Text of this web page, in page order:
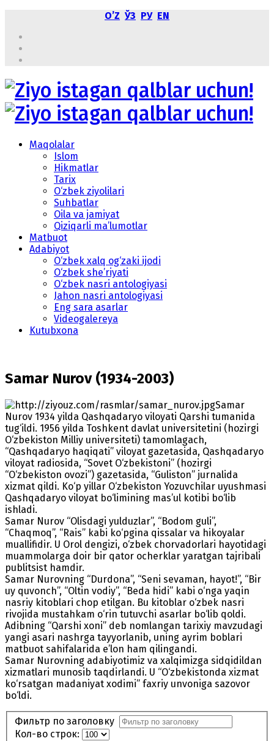
OʼZ ЎЗ РУ EN
Maqolalar
Islom
Hikmatlar
Tarix
O‘zbek ziyolilari
Suhbatlar
Oila va jamiyat
Qiziqarli ma’lumotlar
Matbuot
Adabiyot
O‘zbek xalq og‘zaki ijodi
O‘zbek she’riyati
O‘zbek nasri antologiyasi
Jahon nasri antologiyasi
Eng sara asarlar
Videogalereya
Kutubxona
Samar Nurov (1934-2003)
Samar
Nurov 1934 yilda Qashqadaryo viloyati Qarshi tumanida
tug‘ildi. 1956 yilda Toshkent davlat universitetini (hozirgi
O‘zbekiston Milliy universiteti) tamomlagach,
“Qashqadaryo haqiqati” viloyat gazetasida, Qashqadaryo
viloyat radiosida, “Sovet O‘zbekistoni” (hozirgi
“O‘zbekiston ovozi”) gazetasida, “Guliston” jurnalida
xizmat qildi. Ko‘p yillar O‘zbekiston Yozuvchilar uyushmasi
Qashqadaryo viloyat bo‘limining mas’ul kotibi bo‘lib
ishladi.
Samar Nurov “Olisdagi yulduzlar”, “Bodom guli”,
“Chaqmoq”, “Rais” kabi ko‘pgina qissalar va hikoyalar
muallifidir. U Orol dengizi, o‘zbek chorvadorlari hayotidagi
muammolarga doir bir qator ocherklar yaratgan tajribali
publitsist hamdir.
Samar Nurovning “Durdona”, “Seni sevaman, hayot!”, “Bir
uy quvonch”, “Oltin vodiy”, “Beda hidi” kabi o‘nga yaqin
nasriy kitoblari chop etilgan. Bu kitoblar o‘zbek nasri
rivojida mustahkam o‘rin tutuvchi asarlar bo‘lib qoldi.
Adibning “Qarshi xoni” deb nomlangan tarixiy mavzudagi
yangi asari nashrga tayyorlanib, uning ayrim boblari
matbuot sahifalarida e’lon ham qilingandi.
Samar Nurovning adabiyotimiz va xalqimizga sidqidildan
xizmatlari munosib taqdirlandi. U “O‘zbekistonda xizmat
ko‘rsatgan madaniyat xodimi” faxriy unvoniga sazovor
bo‘ldi.
Фильтр по заголовку
Кол-во строк: